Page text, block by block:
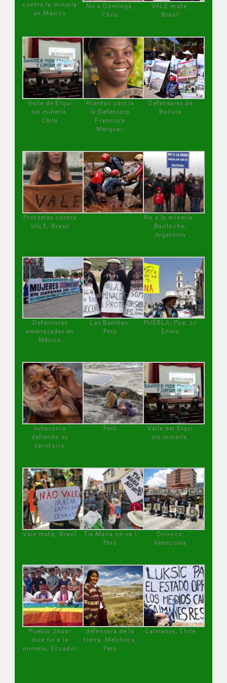
contra la minería
en México
No a Dominga,
Chile
VALE mata,
Brasil
Valle de Elqui
sin minería.
Chile
Atentan contra
la Defensora
Francisca
Márquez
Defensoras de
Bolivia
Protestas contra
VALE, Brasil
No a la minería ,
Bariloche,
Argentina
Defensoras
amenazadas en
México
Las Bambas,
Perú
PUEBLA, Pue, 27
Enero
Amazonía
defiende su
territorio
Perú
Valle del Elqui
sin minería.
Vale mata, Brasil
Tía María no va !
Perú
Orinoco,
Venezuela
Pueblo Shuar
dice no a la
minería, Ecuador
defensora de la
tierra, Melchora,
Perú
Caimanes, Chile